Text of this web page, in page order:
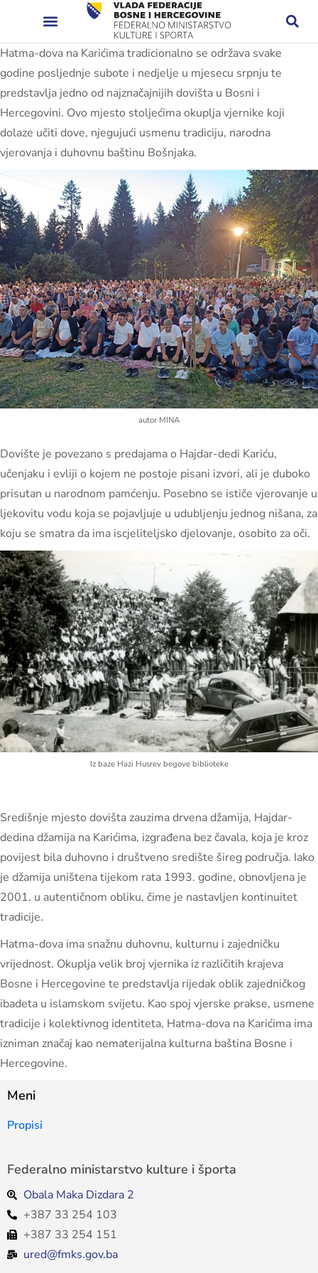
Hatma-dova na Karićima tradicionalno se održava svake
godine posljednje subote i nedjelje u mjesecu srpnju te
predstavlja jedno od najznačajnijih dovišta u Bosni i
Hercegovini. Ovo mjesto stoljećima okuplja vjernike koji
dolaze učiti dove, njegujući usmenu tradiciju, narodna
vjerovanja i duhovnu baštinu Bošnjaka.
autor MINA
Dovište je povezano s predajama o Hajdar-dedi Kariću,
učenjaku i evliji o kojem ne postoje pisani izvori, ali je duboko
prisutan u narodnom pamćenju. Posebno se ističe vjerovanje u
ljekovitu vodu koja se pojavljuje u udubljenju jednog nišana, za
koju se smatra da ima iscjeliteljsko djelovanje, osobito za oči.
Iz baze Hazi Husrev begove biblioteke
Središnje mjesto dovišta zauzima drvena džamija, Hajdar-
dedina džamija na Karićima, izgrađena bez čavala, koja je kroz
povijest bila duhovno i društveno središte šireg područja. Iako
je džamija uništena tijekom rata 1993. godine, obnovljena je
2001. u autentičnom obliku, čime je nastavljen kontinuitet
tradicije.
Hatma-dova ima snažnu duhovnu, kulturnu i zajedničku
vrijednost. Okuplja velik broj vjernika iz različitih krajeva
Bosne i Hercegovine te predstavlja rijedak oblik zajedničkog
ibadeta u islamskom svijetu. Kao spoj vjerske prakse, usmene
tradicije i kolektivnog identiteta, Hatma-dova na Karićima ima
izniman značaj kao nematerijalna kulturna baština Bosne i
Hercegovine.
Meni
Propisi
Federalno ministarstvo kulture i športa
Obala Maka Dizdara 2
+387 33 254 103
+387 33 254 151
ured@fmks.gov.ba